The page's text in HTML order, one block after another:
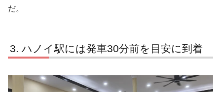
だ。
ハノイ駅には発車30分前を目安に到着